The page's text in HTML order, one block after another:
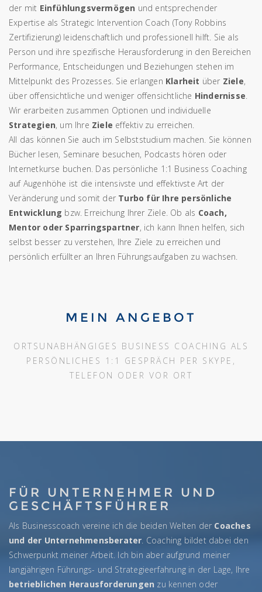
der mit Einfühlungsvermögen und entsprechender
Expertise als Strategic Intervention Coach (Tony Robbins
Zertifizierung) leidenschaftlich und professionell hilft. Sie als
Person und ihre spezifische Herausforderung in den Bereichen
Performance, Entscheidungen und Beziehungen stehen im
Mittelpunkt des Prozesses. Sie erlangen Klarheit über Ziele,
über offensichtliche und weniger offensichtliche Hindernisse.
Wir erarbeiten zusammen Optionen und individuelle
Strategien, um Ihre Ziele effektiv zu erreichen.
All das können Sie auch im Selbststudium machen. Sie können
Bücher lesen, Seminare besuchen, Podcasts hören oder
Internetkurse buchen. Das persönliche 1:1 Business Coaching
auf Augenhöhe ist die intensivste und effektivste Art der
Veränderung und somit der Turbo für Ihre persönliche
Entwicklung bzw. Erreichung Ihrer Ziele. Ob als Coach,
Mentor oder Sparringspartner, ich kann Ihnen helfen, sich
selbst besser zu verstehen, Ihre Ziele zu erreichen und
persönlich erfüllter an Ihren Führungsaufgaben zu wachsen.
MEIN ANGEBOT
ORTSUNABHÄNGIGES BUSINESS COACHING ALS
PERSÖNLICHES 1:1 GESPRÄCH PER SKYPE,
TELEFON ODER VOR ORT
FÜR UNTERNEHMER UND
GESCHÄFTSFÜHRER
Als Businesscoach vereine ich die beiden Welten der Coaches
und der Unternehmensberater. Coaching bildet dabei den
Schwerpunkt meiner Arbeit. Ich bin aber aufgrund meiner
langjährigen Führungs- und Strategieerfahrung in der Lage, Ihre
betrieblichen Herausforderungen zu kennen oder